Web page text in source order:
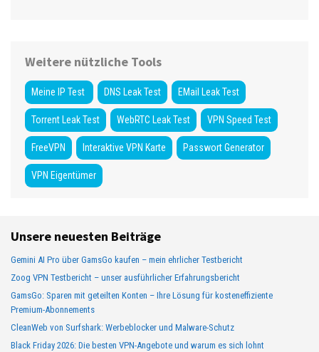
Weitere nützliche Tools
Meine IP Test DNS Leak Test EMail Leak Test
Torrent Leak Test WebRTC Leak Test VPN Speed Test
FreeVPN Interaktive VPN Karte Passwort Generator
VPN Eigentümer
Unsere neuesten Beiträge
Gemini AI Pro über GamsGo kaufen – mein ehrlicher Testbericht
Zoog VPN Testbericht – unser ausführlicher Erfahrungsbericht
GamsGo: Sparen mit geteilten Konten – Ihre Lösung für kosteneffiziente
Premium-Abonnements
CleanWeb von Surfshark: Werbeblocker und Malware-Schutz
Black Friday 2026: Die besten VPN-Angebote und warum es sich lohnt